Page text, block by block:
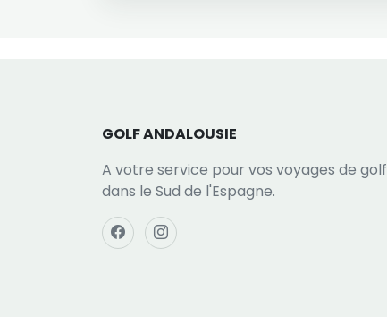
GOLF ANDALOUSIE
A votre service pour vos voyages de golf
dans le Sud de l'Espagne.